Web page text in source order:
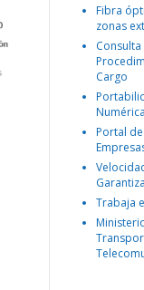
Fibra
zonas
Consulta
Cargo
Portal
Trabaja